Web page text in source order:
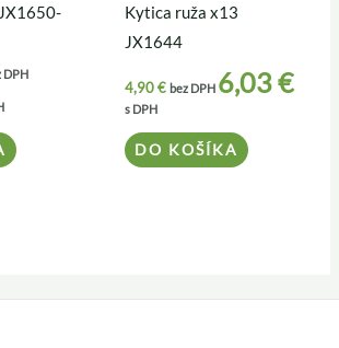
DPH
Kytica ruža x13
JX1644
4,90€ bez DPH 6,03€
s DPH
DO KOŠÍKA